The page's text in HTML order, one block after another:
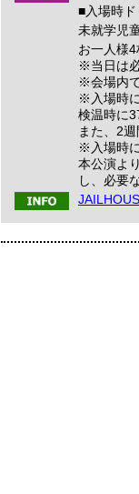
■入場時
未就学児
お一人様
※当日は
※会場内
※入場時
検温時に
また、2
※入場時
本公演よ
し、必要